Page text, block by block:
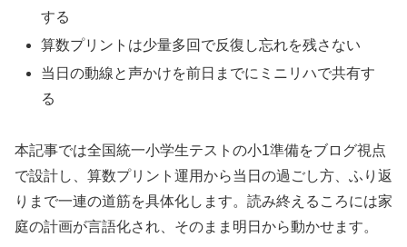
する
算数プリントは少量多回で反復し忘れを残さない
当日の動線と声かけを前日までにミニリハで共有す
る
本記事では全国統一小学生テストの小1準備をブログ視点
で設計し、算数プリント運用から当日の過ごし方、ふり返
りまで一連の道筋を具体化します。読み終えるころには家
庭の計画が言語化され、そのまま明日から動かせます。